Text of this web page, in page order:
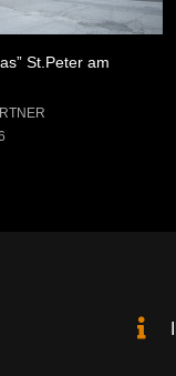
St.Peter am